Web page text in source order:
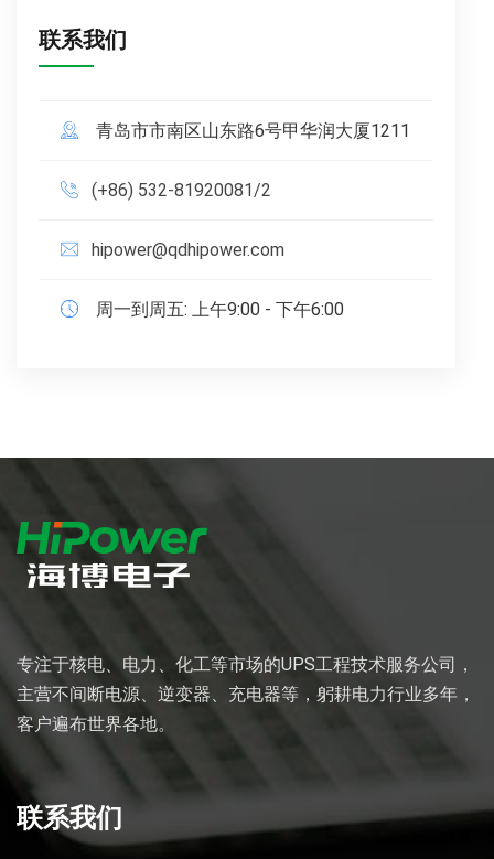
联系我们
青岛市市南区山东路6号甲华润大厦1211
(+86) 532-81920081/2
hipower@qdhipower.com
周一到周五: 上午9:00 - 下午6:00
专注于核电、电力、化工等市场的UPS工程技术服务公司，
主营不间断电源、逆变器、充电器等，躬耕电力行业多年，
客户遍布世界各地。
联系我们